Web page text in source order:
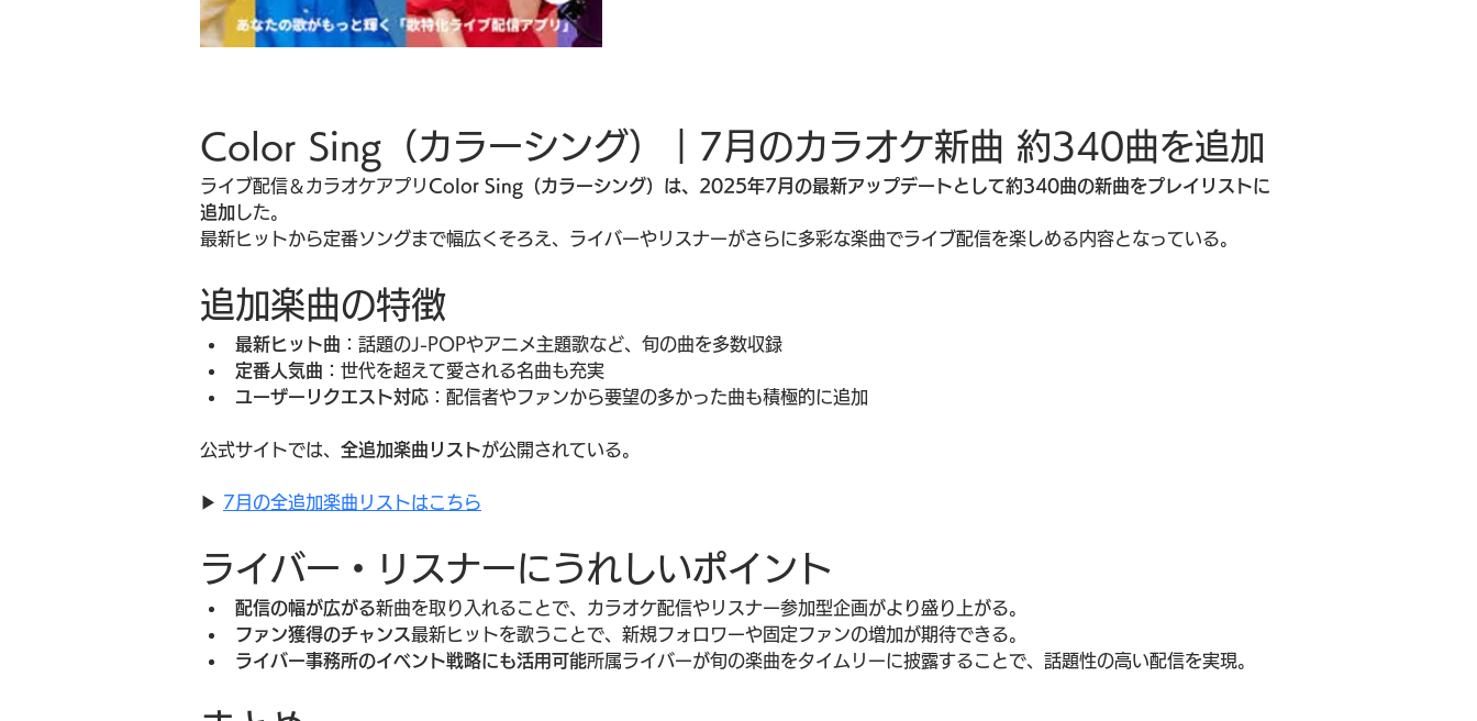
Color Sing（カラーシング）｜7月のカラオケ新曲 約340曲を追加
ライブ配信＆カラオケアプリColor Sing（カラーシング）は、2025年7月の最新アップデートとして約340曲の新曲をプレイリストに
追加 した。
最新ヒットから定番ソングまで幅広くそろえ、ライバーやリスナーがさらに多彩な楽曲でライブ配信を楽しめる内容となっている。
追加楽曲の特徴
最新ヒット曲 ：話題のJ-POPやアニメ主題歌など、旬の曲を多数収録
定番人気曲 ：世代を超えて愛される名曲も充実
ユーザーリクエスト対応 ：配信者やファンから要望の多かった曲も積極的に追加
公式サイトでは、 全追加楽曲リストが公開されている。
▶︎ 7月の全追加楽曲リストはこちら
ライバー・リスナーにうれしいポイント
配信の幅が広がる新曲を取り入れることで、カラオケ配信やリスナー参加型企画がより盛り上がる。
ファン獲得のチャンス最新ヒットを歌うことで、新規フォロワーや固定ファンの増加が期待できる。
ライバー事務所のイベント戦略にも活用可能所属ライバーが旬の楽曲をタイムリーに披露することで、話題性の高い配信を実現。